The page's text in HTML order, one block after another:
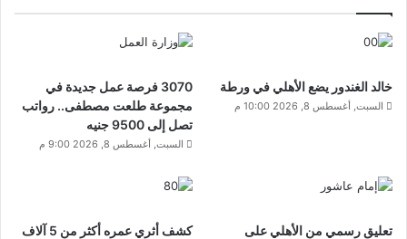
خالد الغندور يضع الأهلي في ورطة
السبت, أغسطس 8, 2026 10:00 م
3070 فرصة عمل جديدة في
مجموعة طلعت مصطفى.. رواتب
تصل إلى 9500 جنيه
السبت, أغسطس 8, 2026 9:00 م
تعليق رسمي من الأهلي على
كشف أثري عمره أكثر من 5 آلاف